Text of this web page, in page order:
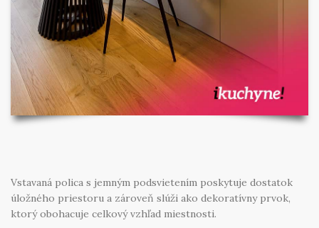
Vstavaná polica s jemným podsvietením poskytuje dostatok
úložného priestoru a zároveň slúži ako dekoratívny prvok,
ktorý obohacuje celkový vzhľad miestnosti.